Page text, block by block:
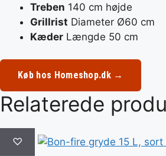
Treben 140 cm højde
Grillrist Diameter Ø60 cm
Kæder Længde 50 cm
Køb hos Homeshop.dk →
Relaterede
♡